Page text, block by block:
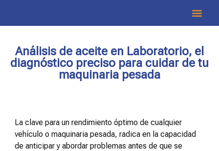
Análisis de aceite en Laboratorio, el
diagnóstico preciso para cuidar de tu
maquinaria pesada
La clave para un rendimiento óptimo de cualquier
vehículo o maquinaria pesada, radica en la capacidad
de anticipar y abordar problemas antes de que se